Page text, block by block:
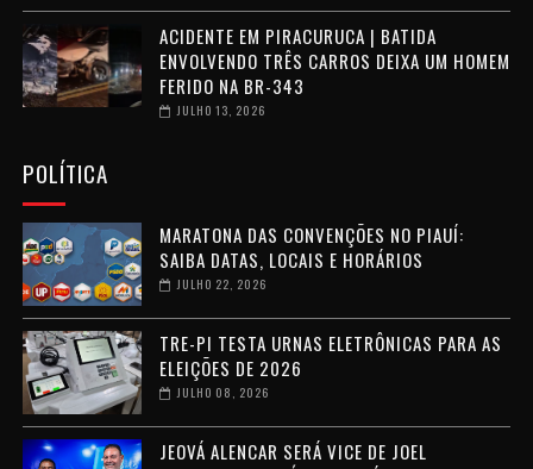
ACIDENTE EM PIRACURUCA | BATIDA
ENVOLVENDO TRÊS CARROS DEIXA UM HOMEM
FERIDO NA BR-343
JULHO 13, 2026
POLÍTICA
MARATONA DAS CONVENÇÕES NO PIAUÍ:
SAIBA DATAS, LOCAIS E HORÁRIOS
JULHO 22, 2026
TRE-PI TESTA URNAS ELETRÔNICAS PARA AS
ELEIÇÕES DE 2026
JULHO 08, 2026
JEOVÁ ALENCAR SERÁ VICE DE JOEL